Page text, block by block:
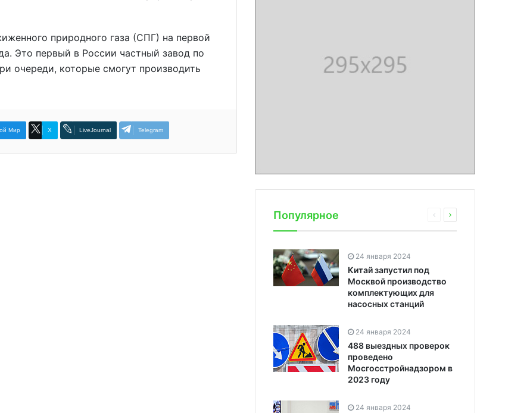
природного газа (СПГ) на первой
Это первый в России частный завод по
очереди, которые смогут производить
Мир X LiveJournal Telegram
Популярное
24 января 2024
Китай запустил под
Москвой производство
комплектующих для
насосных станций
24 января 2024
488 выездных проверок
проведено
Мосгосстройнадзором в
2023 году
24 января 2024